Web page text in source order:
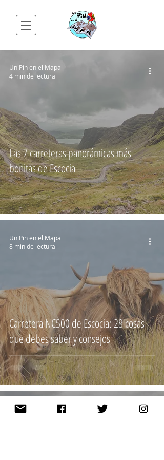
Las 7 carreteras panorámicas más
bonitas de Escocia
Un Pin en el Mapa
4 min de lectura
Carretera NC500 de Escocia: 28 cosas
que debes saber y consejos
Un Pin en el Mapa
8 min de lectura
Un Pin en el Mapa